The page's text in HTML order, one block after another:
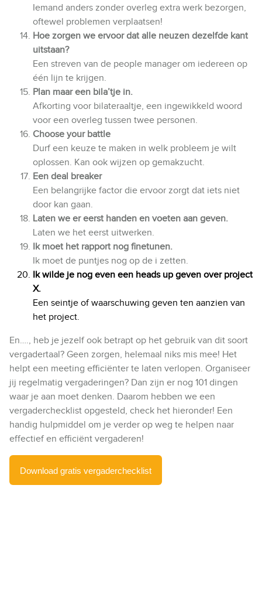
Iemand anders zonder overleg extra werk bezorgen,
oftewel problemen verplaatsen!
Hoe zorgen we ervoor dat alle neuzen dezelfde kant
uitstaan?
Een streven van de people manager om iedereen op
één lijn te krijgen.
Plan maar een bila’tje in.
Afkorting voor bilateraaltje, een ingewikkeld woord
voor een overleg tussen twee personen.
Choose your battle
Durf een keuze te maken in welk probleem je wilt
oplossen. Kan ook wijzen op gemakzucht.
Een deal breaker
Een belangrijke factor die ervoor zorgt dat iets niet
door kan gaan.
Laten we er eerst handen en voeten aan geven.
Laten we het eerst uitwerken.
Ik moet het rapport nog finetunen.
Ik moet de puntjes nog op de i zetten.
Ik wilde je nog even een heads up geven over project
X.
Een seintje of waarschuwing geven ten aanzien van
het project.
En…., heb je jezelf ook betrapt op het gebruik van dit soort
vergadertaal? Geen zorgen, helemaal niks mis mee! Het
helpt een meeting efficiënter te laten verlopen. Organiseer
jij regelmatig vergaderingen? Dan zijn er nog 101 dingen
waar je aan moet denken. Daarom hebben we een
vergaderchecklist opgesteld, check het hieronder! Een
handig hulpmiddel om je verder op weg te helpen naar
effectief en efficiënt vergaderen!
Download gratis vergaderchecklist